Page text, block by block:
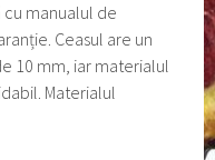
manualul de
Ceasul are un
10 mm, iar materialul
Materialul